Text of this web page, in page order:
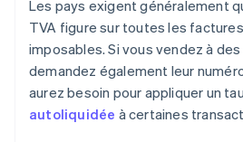
Les pays exigent généralement
TVA figure sur toutes les
imposables. Si vous vendez à
demandez également leur
aurez besoin pour appliquer un
autoliquidée à certaines